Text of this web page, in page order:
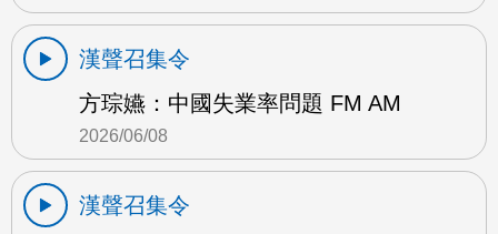
漢聲召集令
方琮嬿：中國失業率問題 FM AM
2026/06/08
漢聲召集令